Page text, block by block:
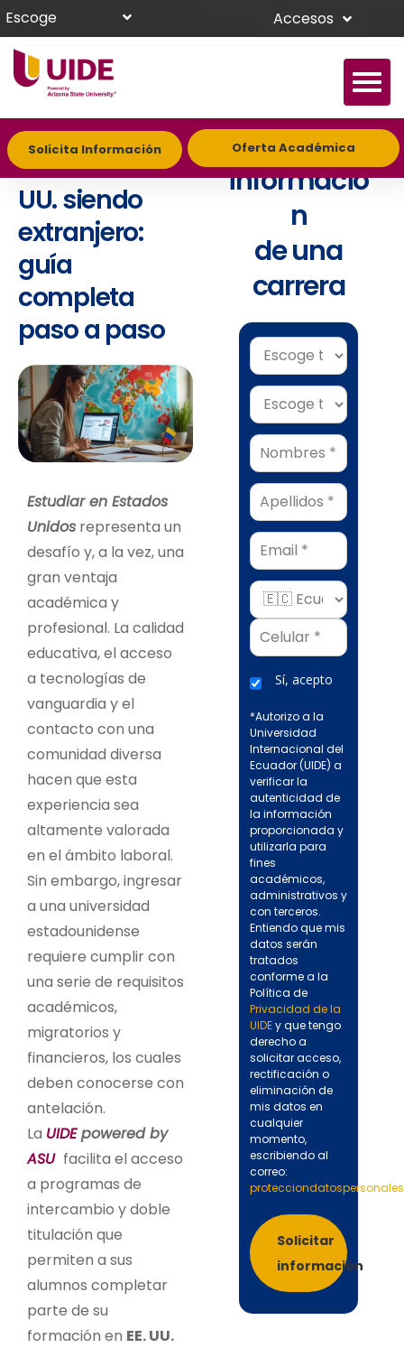
Escoge Accesos
Solicita Información Oferta Académica
Cómo
estudiar en EE.
UU. siendo
extranjero:
guía
completa
paso a paso
Estudiar en Estados
Unidos representa un
desafío y, a la vez, una
gran ventaja
académica y
profesional. La calidad
educativa, el acceso
a tecnologías de
vanguardia y el
contacto con una
comunidad diversa
hacen que esta
experiencia sea
altamente valorada
en el ámbito laboral.
Sin embargo, ingresar
a una universidad
estadounidense
requiere cumplir con
una serie de requisitos
académicos,
migratorios y
financieros, los cuales
deben conocerse con
antelación.
La UIDEpowered by
ASU facilita el acceso
a programas de
intercambio y doble
titulación que
permiten a sus
alumnos completar
parte de su
formación en EE. UU.
Solicita
informació
n
de una
carrera
Email
Sí, acepto
*Autorizo a la
Universidad
Internacional del
Ecuador (UIDE) a
verificar la
autenticidad de
la información
proporcionada y
utilizarla para
fines
académicos,
administrativos y
con terceros.
Entiendo que mis
datos serán
tratados
conforme a la
Política de
Privacidad de la
UIDEy que tengo
derecho a
solicitar acceso,
rectificación o
eliminación de
mis datos en
cualquier
momento,
escribiendo al
correo:
Solicitar
información